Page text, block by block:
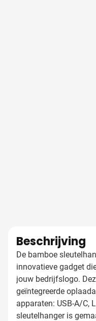
Beschrijving
De bamboe
innovatieve gadget
jouw bedrijfslogo.
geïntegreerde
apparaten: USB-A/C,
sleutelhanger is